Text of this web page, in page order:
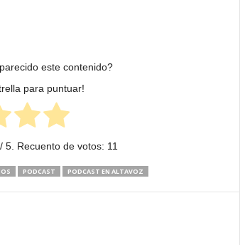
este contenido?
para puntuar!
/ 5. Recuento de votos: 11
PODCAST PODCAST EN ALTAVOZ